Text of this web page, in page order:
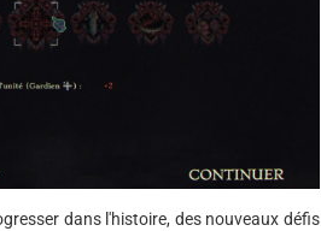
dans l'histoire, des nouveaux défis